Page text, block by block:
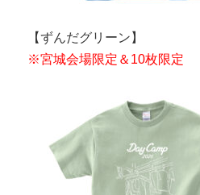
【ずんだグリーン】
※宮城会場限定＆10枚限定